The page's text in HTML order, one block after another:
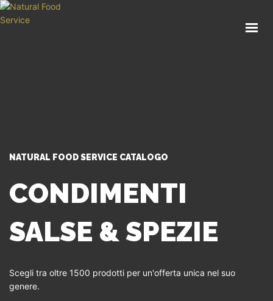
NATURAL FOOD SERVICE CATALOGO
CONDIMENTI
SALSE & SPEZIE
Scegli tra oltre 1500 prodotti per un'offerta unica nel suo
genere.